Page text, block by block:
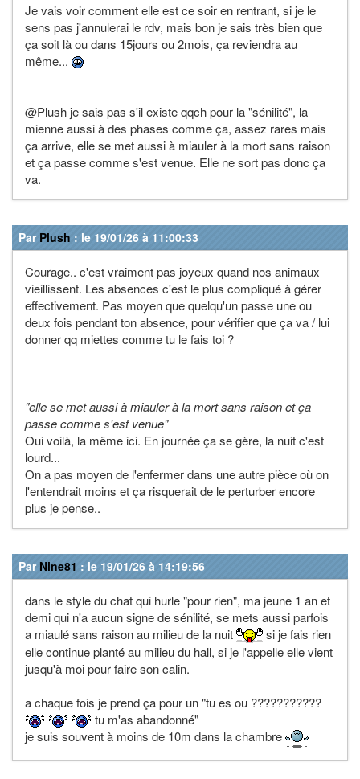
Je vais voir comment elle est ce soir en rentrant, si je le
sens pas j'annulerai le rdv, mais bon je sais très bien que
ça soit là ou dans 15jours ou 2mois, ça reviendra au
même...
@Plush je sais pas s'il existe qqch pour la "sénilité", la
mienne aussi à des phases comme ça, assez rares mais
ça arrive, elle se met aussi à miauler à la mort sans raison
et ça passe comme s'est venue. Elle ne sort pas donc ça
va.
Par Plush : le 19/01/26 à 11:00:33
Courage.. c'est vraiment pas joyeux quand nos animaux
vieillissent. Les absences c'est le plus compliqué à gérer
effectivement. Pas moyen que quelqu'un passe une ou
deux fois pendant ton absence, pour vérifier que ça va / lui
donner qq miettes comme tu le fais toi ?
"elle se met aussi à miauler à la mort sans raison et ça
passe comme s'est venue"
Oui voilà, la même ici. En journée ça se gère, la nuit c'est
lourd...
On a pas moyen de l'enfermer dans une autre pièce où on
l'entendrait moins et ça risquerait de le perturber encore
plus je pense..
Par Nine81 : le 19/01/26 à 14:19:56
dans le style du chat qui hurle "pour rien", ma jeune 1 an et
demi qui n'a aucun signe de sénilité, se mets aussi parfois
a miaulé sans raison au milieu de la nuit
si je fais rien
elle continue planté au milieu du hall, si je l'appelle elle vient
jusqu'à moi pour faire son calin.
a chaque fois je prend ça pour un "tu es ou ???????????
tu m'as abandonné"
je suis souvent à moins de 10m dans la chambre